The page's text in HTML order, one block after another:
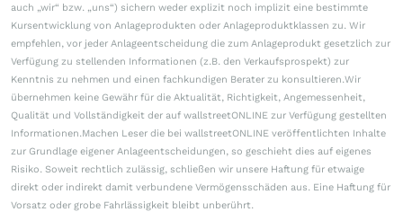
auch „wir“ bzw. „uns“) sichern weder explizit noch implizit eine bestimmte
Kursentwicklung von Anlageprodukten oder Anlageproduktklassen zu. Wir
empfehlen, vor jeder Anlageentscheidung die zum Anlageprodukt gesetzlich zur
Verfügung zu stellenden Informationen (z.B. den Verkaufsprospekt) zur
Kenntnis zu nehmen und einen fachkundigen Berater zu konsultieren.Wir
übernehmen keine Gewähr für die Aktualität, Richtigkeit, Angemessenheit,
Qualität und Vollständigkeit der auf wallstreetONLINE zur Verfügung gestellten
Informationen.Machen Leser die bei wallstreetONLINE veröffentlichten Inhalte
zur Grundlage eigener Anlageentscheidungen, so geschieht dies auf eigenes
Risiko. Soweit rechtlich zulässig, schließen wir unsere Haftung für etwaige
direkt oder indirekt damit verbundene Vermögensschäden aus. Eine Haftung für
Vorsatz oder grobe Fahrlässigkeit bleibt unberührt.